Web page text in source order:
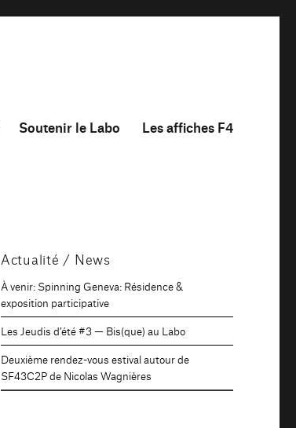
Soutenir le Labo Les affiches F4
Actualité / News
À venir: Spinning Geneva: Résidence &
exposition participative
Les Jeudis d’été #3 — Bis(que) au Labo
Deuxième rendez-vous estival autour de
SF43C2P de Nicolas Wagnières